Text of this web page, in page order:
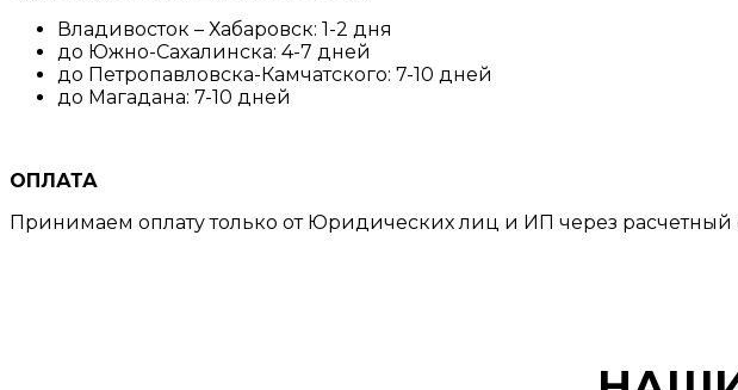
Владивосток – Хабаровск: 1-2 дня
до Южно-Сахалинска: 4-7 дней
до Петропавловска-Камчатского: 7-10 дней
до Магадана: 7-10 дней
ОПЛАТА
Принимаем оплату только от Юридических лиц и ИП через расчетный